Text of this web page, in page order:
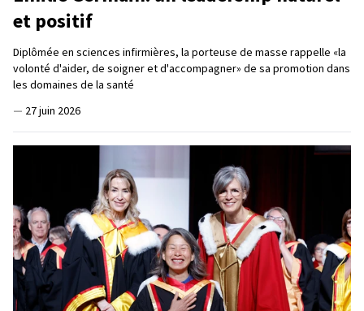
et positif
Diplômée en sciences infirmières, la porteuse de masse rappelle «la
volonté d'aider, de soigner et d'accompagner» de sa promotion dans
les domaines de la santé
— 27 juin 2026